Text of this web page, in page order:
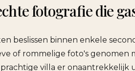
fotografie die
beslissen binnen enkele
of rommelige foto's genomen
villa er onaantrekkelijk